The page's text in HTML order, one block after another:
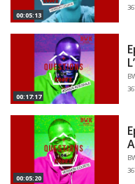
00:05:13
00:17:17
00:05:20